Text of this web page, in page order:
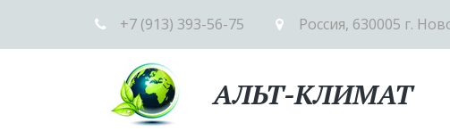
+7 (913) 393-56-75 Россия, 630005 г.
АЛЬТ-КЛИМАТ